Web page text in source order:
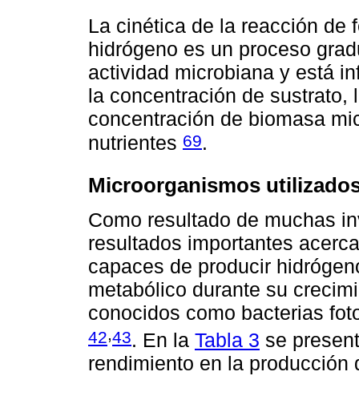
La cinética de la reacción de
hidrógeno es un proceso
actividad microbiana y está
la concentración de sustrato,
concentración de biomasa
nutrientes 69.
Microorganismos
Como resultado de muchas
resultados importantes
capaces de producir
metabólico durante su
conocidos como bacterias
42,43. En la Tabla 3 se
rendimiento en la producción